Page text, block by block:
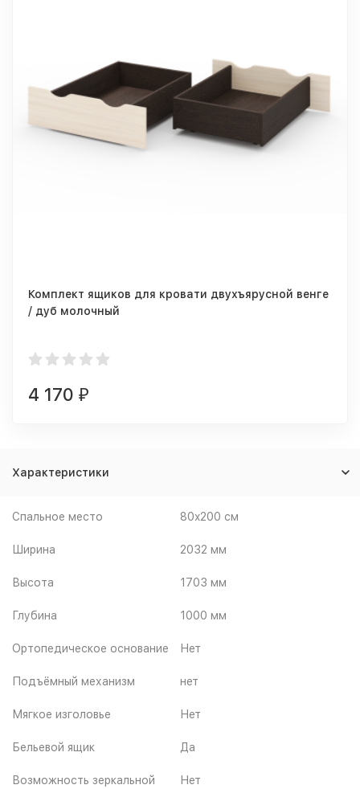
Комплект ящиков для кровати двухъярусной венге
/ дуб молочный
4 170 ₽
Характеристики
Спальное место 80x200 см
Ширина 2032 мм
Высота 1703 мм
Глубина 1000 мм
Ортопедическое основание Нет
Подъёмный механизм нет
Мягкое изголовье Нет
Бельевой ящик Да
Возможность зеркальной
Нет